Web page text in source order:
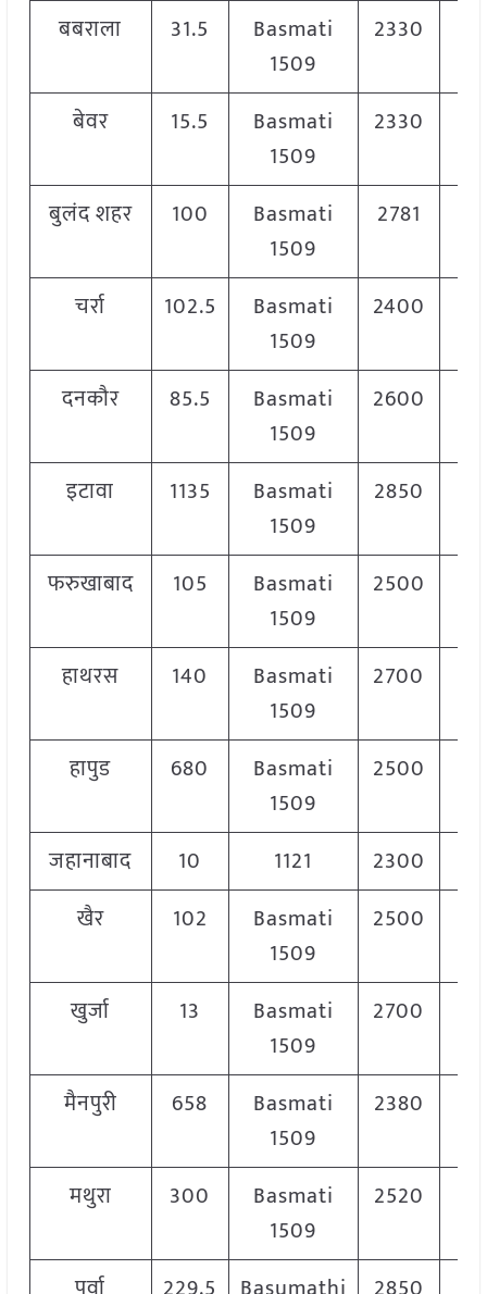
बबराला
31.5
Basmati
1509
2330
बेवर 15.5
Basmati
1509
2330
बुलंद शहर 100
Basmati
1509
2781
चर्रा 102.5
Basmati
1509
2400
दनकौर 85.5
Basmati
1509
2600
इटावा 1135
Basmati
1509
2850
फरुखाबाद 105
Basmati
1509
2500
हाथरस 140
Basmati
1509
2700
हापुड 680
Basmati
1509
2500
जहानाबाद 10 1121 2300
खैर
102
Basmati
1509
2500
खुर्जा 13
Basmati
1509
2700
मैनपुरी 658
Basmati
1509
2380
मथुरा 300
Basmati
1509
2520